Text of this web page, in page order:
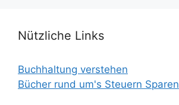
Nützliche Links
Buchhaltung verstehen
Bücher rund um's Steuern Sparen